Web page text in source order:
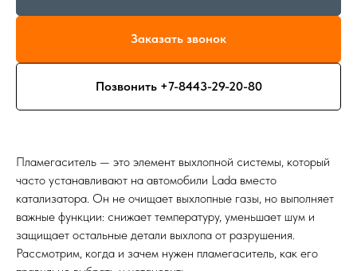
Заказать звонок
Позвонить +7-8443-29-20-80
Пламегаситель — это элемент выхлопной системы, который
часто устанавливают на автомобили Lada вместо
катализатора. Он не очищает выхлопные газы, но выполняет
важные функции: снижает температуру, уменьшает шум и
защищает остальные детали выхлопа от разрушения.
Рассмотрим, когда и зачем нужен пламегаситель, как его